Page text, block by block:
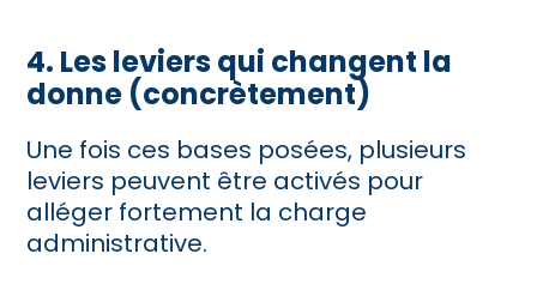
4. Les leviers qui changent la
donne (concrètement)
Une fois ces bases posées, plusieurs
leviers peuvent être activés pour
alléger fortement la charge
administrative.